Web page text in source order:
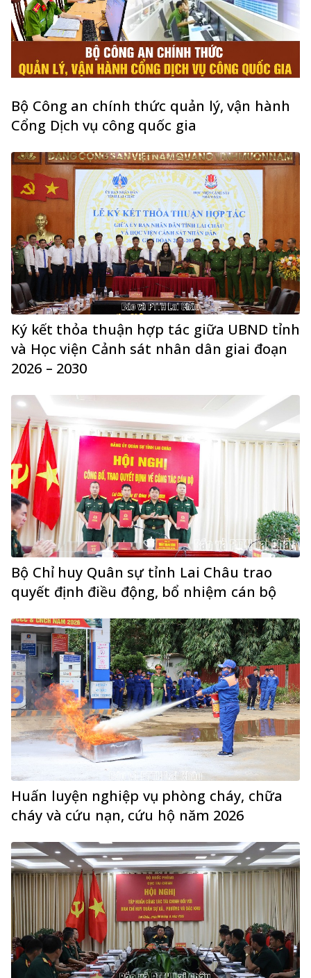
Bộ Công an chính thức quản lý, vận hành
Cổng Dịch vụ công quốc gia
Ký kết thỏa thuận hợp tác giữa UBND tỉnh
và Học viện Cảnh sát nhân dân giai đoạn
2026 – 2030
Bộ Chỉ huy Quân sự tỉnh Lai Châu trao
quyết định điều động, bổ nhiệm cán bộ
Huấn luyện nghiệp vụ phòng cháy, chữa
cháy và cứu nạn, cứu hộ năm 2026